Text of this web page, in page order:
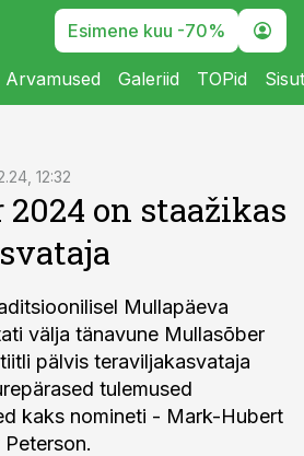
Esimene kuu -70%
Arvamused Galeriid TOPid
12:32
on staažikas
Mullapäeva
välja tänavune Mullasõber
pälvis teraviljakasvataja
tulemused
kaks nomineti - Mark-Hubert